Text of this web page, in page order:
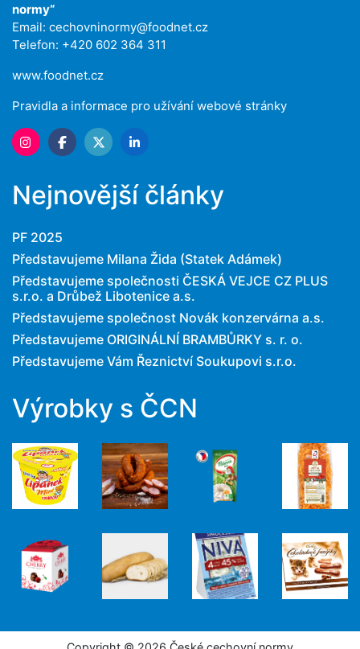
normy“
Email: cechovninormy@foodnet.cz
Telefon: +420 602 364 311
www.foodnet.cz
Pravidla a informace pro užívání webové stránky
Nejnovější články
PF 2025
Představujeme Milana Žida (Statek Adámek)
Představujeme společnosti ČESKÁ VEJCE CZ PLUS
s.r.o. a Drůbež Libotenice a.s.
Představujeme společnost Novák konzervárna a.s.
Představujeme ORIGINÁLNÍ BRAMBŮRKY s. r. o.
Představujeme Vám Řeznictví Soukupovi s.r.o.
Výrobky s ČCN